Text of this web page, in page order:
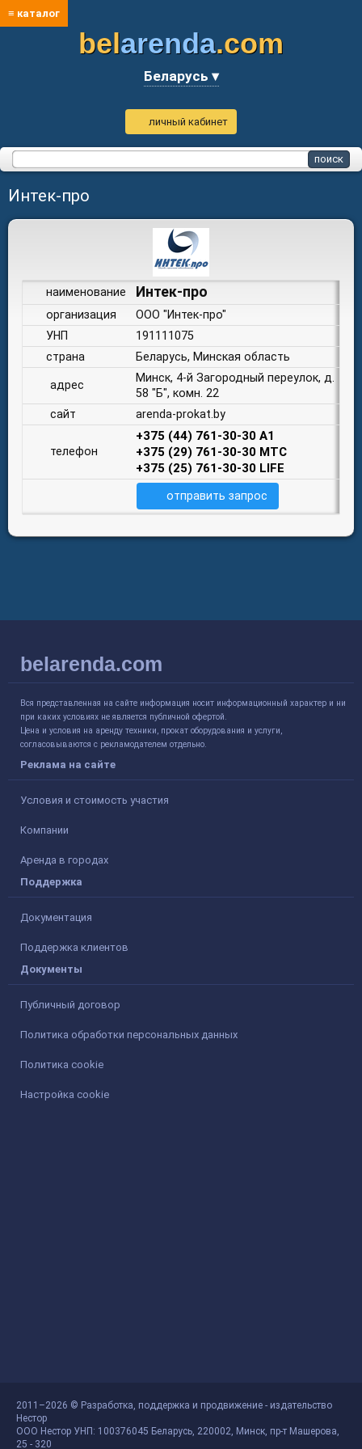
≡ каталог
belarenda.com
Беларусь ▾
личный кабинет
Интек-про
наименование Интек-про
организация
ООО "Интек-про"
УНП
191111075
страна
Беларусь, Минская область
адрес
Минск, 4-й Загородный переулок, д.
58 "Б", комн. 22
сайт
arenda-prokat.by
телефон
+375 (44) 761-30-30 A1
+375 (29) 761-30-30 MTC
+375 (25) 761-30-30 LIFE
отправить запрос
belarenda.com
Вся представленная на сайте информация носит информационный характер и ни
при каких условиях не является публичной офертой.
Цена и условия на аренду техники, прокат оборудования и услуги,
согласовываются с рекламодателем отдельно.
Реклама на сайте
Условия и стоимость участия
Компании
Аренда в городах
Поддержка
Документация
Поддержка клиентов
Документы
Публичный договор
Политика обработки персональных данных
Политика cookie
Настройка cookie
2011–2026 © Разработка, поддержка и продвижение - издательство
Нестор
ООО Нестор УНП: 100376045 Беларусь, 220002, Минск, пр-т Машерова,
25 - 320